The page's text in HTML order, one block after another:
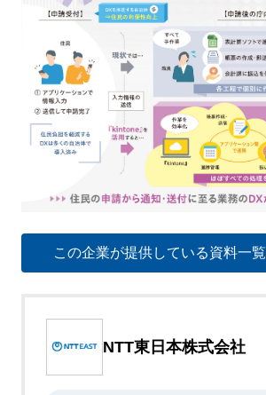
この企業が提供している資料一
NTT東日本株式会社